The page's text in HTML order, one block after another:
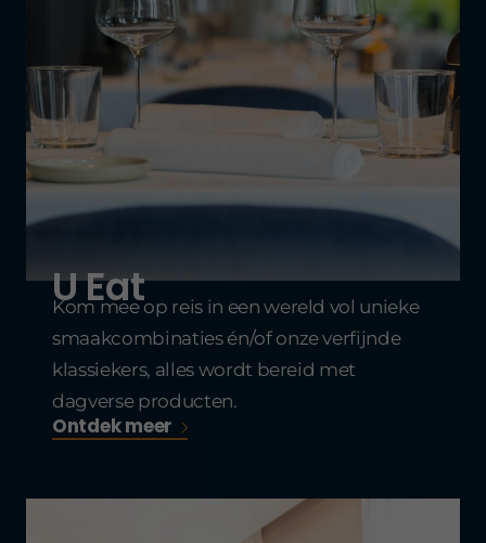
U Eat
Kom mee op reis in een wereld vol unieke
smaakcombinaties én/of onze verfijnde
klassiekers, alles wordt bereid met
dagverse producten.
Ontdek meer